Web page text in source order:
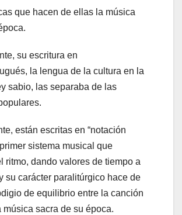
que hacen de ellas la música
su escritura en
la lengua de la cultura en la
sabio, las separaba de las
están escritas en “notación
sistema musical que
ritmo, dando valores de tiempo a
su carácter paralitúrgico hace de
de equilibrio entre la canción
música sacra de su época.